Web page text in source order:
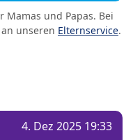
und Papas. Bei
unseren Elternservice.
4. Dez 2025 19:33